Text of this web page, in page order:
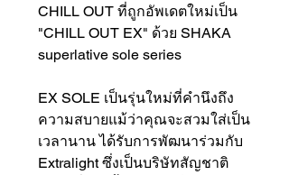
CHILL OUT ที่ถูกอัพเดตใหม่เป็น
"CHILL OUT EX" ด้วย SHAKA
superlative sole series
EX SOLE เป็นรุ่นใหม่ที่คำนึงถึง
ความสบายแม้ว่าคุณจะสวมใส่เป็น
เวลานาน ได้รับการพัฒนาร่วมกับ
Extralight ซึ่งเป็นบริษัทสัญชาติ